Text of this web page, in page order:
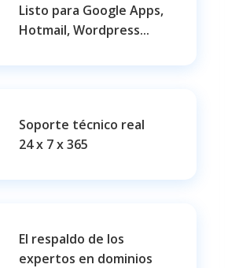
Listo para Google Apps,
Hotmail, Wordpress...
Soporte técnico real
24 x 7 x 365
El respaldo de los
expertos en dominios